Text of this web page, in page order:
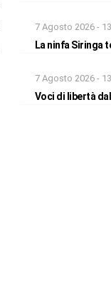
7 Agosto 2026 -
La ninfa Siringa
7 Agosto 2026 -
Voci di libertà